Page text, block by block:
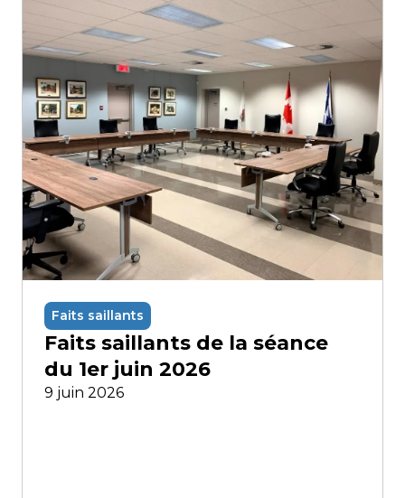
Faits saillants
Faits saillants de la séance
du 1er juin 2026
9 juin 2026